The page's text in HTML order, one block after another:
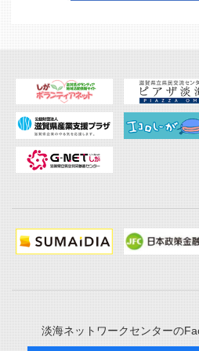
淡海ネットワークセンターの